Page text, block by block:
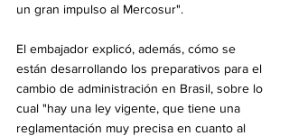
un gran impulso al Mercosur".
El embajador explicó, además, cómo se
están desarrollando los preparativos para el
cambio de administración en Brasil, sobre lo
cual "hay una ley vigente, que tiene una
reglamentación muy precisa en cuanto al